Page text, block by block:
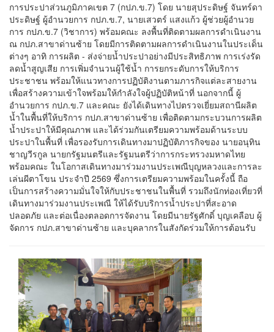
การประปาส่วนภูมิภาคเขต 7 (กปภ.ข.7) โดย นายสุประดิษฐ์ จันทร์ดา
ประดิษฐ์ ผู้อำนวยการ กปภ.ข.7, นายเสวตร์ แสงแก้ว ผู้ช่วยผู้อำนวย
การ กปภ.ข.7 (วิชาการ) พร้อมคณะ ลงพื้นที่ติดตามผลการดำเนินงาน
ณ กปภ.สาขาด่านซ้าย โดยมีการติดตามผลการดำเนินงานในประเด็น
ต่างๆ อาทิ การผลิต - ส่งจ่ายน้ำประปาอย่างมีประสิทธิภาพ การเร่งรัด
ลดน้ำสูญเสีย การเพิ่มจำนวนผู้ใช้น้ำ การยกระดับการให้บริการ
ประชาชน พร้อมให้แนวทางการปฏิบัติงานตามภารกิจแต่ละสายงาน
เพื่อสร้างความเข้าใจพร้อมให้กำลังใจผู้ปฏิบัติหน้าที่ นอกจากนี้ ผู้
อำนวยการ กปภ.ข.7 และคณะ ยังได้เดินทางไปตรวจเยี่ยมสถานีผลิต
น้ำในพื้นที่ให้บริการ กปภ.สาขาด่านซ้าย เพื่อติดตามกระบวนการผลิต
น้ำประปาให้มีคุณภาพ และได้ร่วมกันเตรียมความพร้อมด้านระบบ
ประปาในพื้นที่ เพื่อรองรับการเดินทางมาปฏิบัติภารกิจของ นายอนุทิน
ชาญวีรกูล นายกรัฐมนตรีและรัฐมนตรีว่าการกระทรวงมหาดไทย
พร้อมคณะ ในโอกาสเดินทางมาร่วมงานประเพณีบุญหลวงและการละ
เล่นผีตาโขน ประจำปี 2569 ซึ่งการเตรียมความพร้อมในครั้งนี้ ถือ
เป็นการสร้างความมั่นใจให้กับประชาชนในพื้นที่ รวมถึงนักท่องเที่ยวที่
เดินทางมาร่วมงานประเพณี ให้ได้รับบริการน้ำประปาที่สะอาด
ปลอดภัย และต่อเนื่องตลอดการจัดงาน โดยมีนายรัฐศักดิ์ บุญเคลือบ ผู้
จัดการ กปภ.สาขาด่านซ้าย และบุคลากรในสังกัดร่วมให้การต้อนรับ